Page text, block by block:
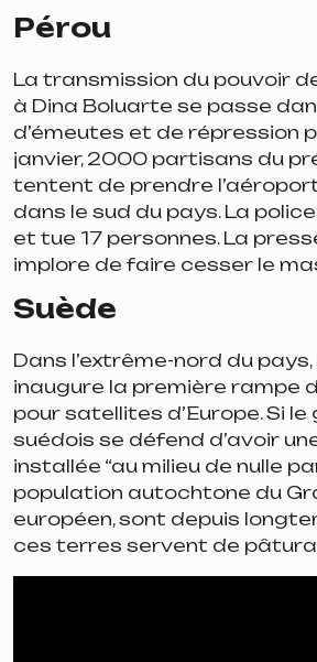
Pérou
La transmission du pouvoir
à Dina Boluarte se passe
d’émeutes et de répression
janvier, 2000 partisans du
tentent de prendre
dans le sud du pays. La
et tue 17 personnes. La
implore de faire cesser le
Suède
Dans l’extrême-nord du pays,
inaugure la première rampe
pour satellites d’Europe. Si
suédois se défend d’avoir
installée “au milieu de nulle
population autochtone du
européen, sont depuis
ces terres servent de